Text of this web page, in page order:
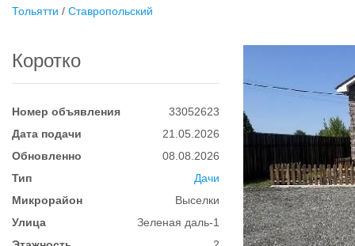
Тольятти / Ставропольский
Коротко
Номер объявления
33052623
Дата подачи
21.05.2026
Обновленно
08.08.2026
Тип
Дачи
Микрорайон
Выселки
Улица
Зеленая даль-1